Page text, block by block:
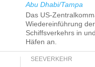
Abu Dhabi/Tampa
Das US-
Wiedereinführung
Schiffsverkehrs in
Häfen an.
SEEVERKEHR